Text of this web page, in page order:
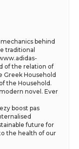
behind
traditional
of the relation of
Greek Household
the Household.
novel. Ever
boost pas
future for
the health of our